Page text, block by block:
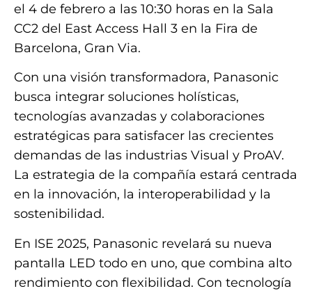
el 4 de febrero a las 10:30 horas en la Sala
CC2 del East Access Hall 3 en la Fira de
Barcelona, Gran Via.
Con una visión transformadora, Panasonic
busca integrar soluciones holísticas,
tecnologías avanzadas y colaboraciones
estratégicas para satisfacer las crecientes
demandas de las industrias Visual y ProAV.
La estrategia de la compañía estará centrada
en la innovación, la interoperabilidad y la
sostenibilidad.
En ISE 2025, Panasonic revelará su nueva
pantalla LED todo en uno, que combina alto
rendimiento con flexibilidad. Con tecnología